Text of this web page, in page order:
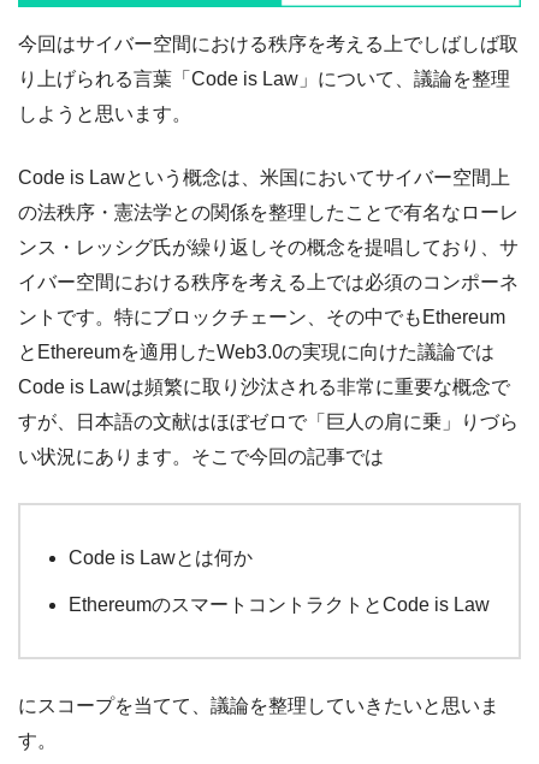
今回はサイバー空間における秩序を考える上でしばしば取
り上げられる言葉「Code is Law」について、議論を整理
しようと思います。
Code is Lawという概念は、米国においてサイバー空間上
の法秩序・憲法学との関係を整理したことで有名なローレ
ンス・レッシグ氏が繰り返しその概念を提唱しており、サ
イバー空間における秩序を考える上では必須のコンポーネ
ントです。特にブロックチェーン、その中でもEthereum
とEthereumを適用したWeb3.0の実現に向けた議論では
Code is Lawは頻繁に取り沙汰される非常に重要な概念で
すが、日本語の文献はほぼゼロで「巨人の肩に乗」りづら
い状況にあります。そこで今回の記事では
Code is Lawとは何か
EthereumのスマートコントラクトとCode is Law
にスコープを当てて、議論を整理していきたいと思いま
す。